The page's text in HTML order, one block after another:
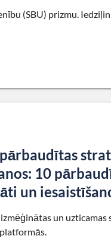
(SBU) prizmu.
10
un
un uzticamas